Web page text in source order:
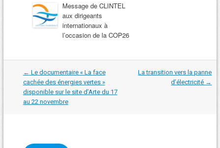
Message de CLINTEL
aux dirigeants
internationaux à
l’occasion de la COP26
Navigation
dans
les
articles
← Le documentaire « La face
cachée des énergies vertes »
disponible sur le site d’Arte du 17
au 22 novembre
La transition vers la panne
d’électricité →